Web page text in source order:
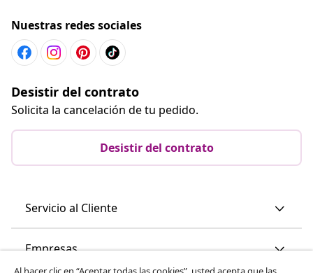
Nuestras redes sociales
Desistir del contrato
Solicita la cancelación de tu pedido.
Desistir del contrato
Servicio al Cliente
Empresas